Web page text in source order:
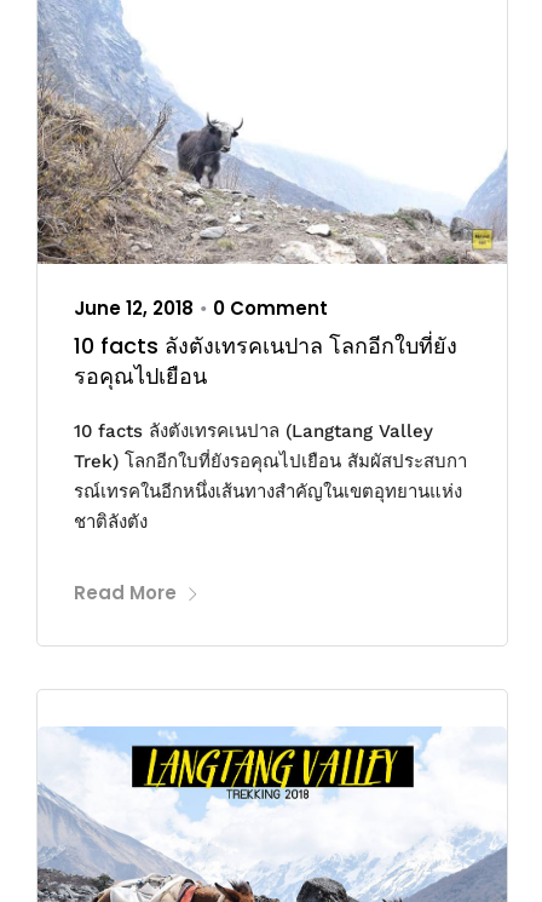
June 12, 2018 • 0 Comment
10 facts ลังตังเทรคเนปาล โลกอีกใบที่ยัง
รอคุณไปเยือน
10 facts ลังตังเทรคเนปาล (Langtang Valley
Trek) โลกอีกใบที่ยังรอคุณไปเยือน สัมผัสประสบกา
รณ์เทรคในอีกหนึ่งเส้นทางสำคัญในเขตอุทยานแห่ง
ชาติลังตัง
Read More